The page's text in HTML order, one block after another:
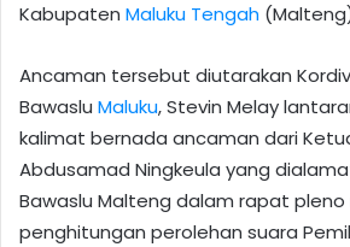
Kabupaten Maluku Tengah
Ancaman tersebut diutarakan Kordiv
Bawaslu Maluku, Stevin Melay
kalimat bernada ancaman dari
Abdusamad Ningkeula yang
Bawaslu Malteng dalam rapat pleno
penghitungan perolehan suara